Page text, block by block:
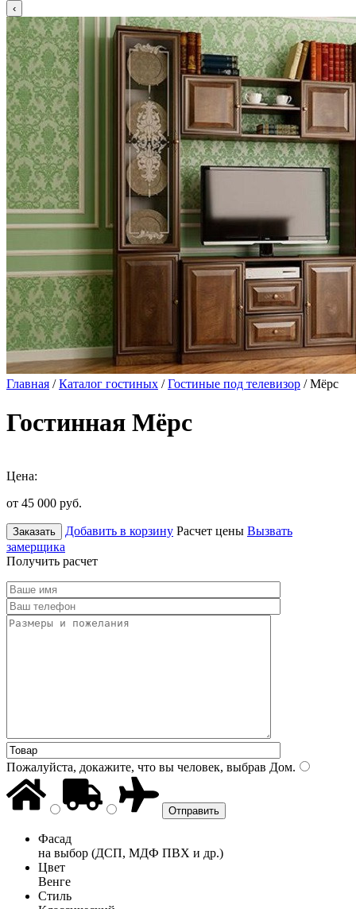
Главная /Каталог гостиных /Гостиные под телевизор / Мёрс
Гостинная Мёрс
Цена:
от 45 000 руб.
Заказать Добавить в корзину Расчет цены Вызвать
замерщика
Получить расчет
Пожалуйста, докажите, что вы человек, выбрав Дом.
Фасад
на выбор (ДСП, МДФ ПВХ и др.)
Цвет
Венге
Стиль